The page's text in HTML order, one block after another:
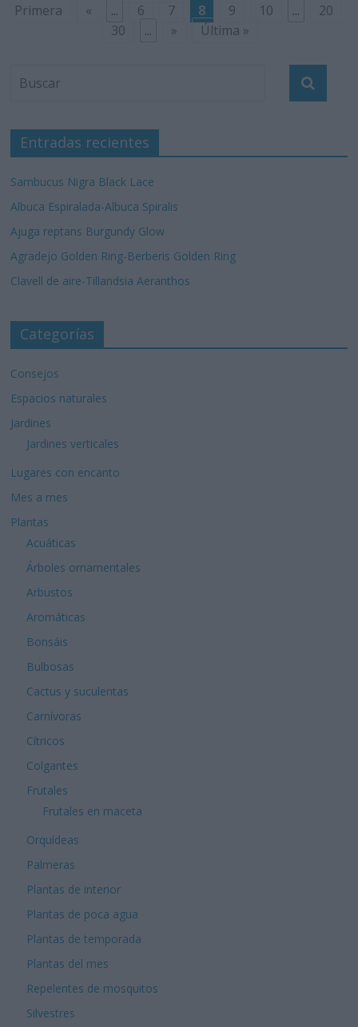
Primera
« ... 6 7 8 9 10 ...
20
30
... » Última »
Entradas recientes
Sambucus Nigra Black Lace
Albuca Espiralada-Albuca Spiralis
Ajuga reptans Burgundy Glow
Agradejo Golden Ring-Berberis Golden Ring
Clavell de aire-Tillandsia Aeranthos
Categorías
Consejos
Espacios naturales
Jardines
Jardines verticales
Lugares con encanto
Mes a mes
Plantas
Acuáticas
Árboles ornamentales
Arbustos
Aromáticas
Bonsáis
Bulbosas
Cactus y suculentas
Carnívoras
Cítricos
Colgantes
Frutales
Frutales en maceta
Orquídeas
Palmeras
Plantas de interior
Plantas de poca agua
Plantas de temporada
Plantas del mes
Repelentes de mosquitos
Silvestres